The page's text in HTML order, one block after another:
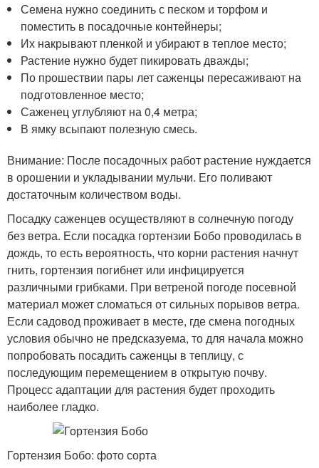
Семена нужно соединить с песком и торфом и
поместить в посадочные контейнеры;
Их накрывают пленкой и убирают в теплое место;
Растение нужно будет пикировать дважды;
По прошествии пары лет саженцы пересаживают на
подготовленное место;
Саженец углубляют на 0,4 метра;
В ямку всыпают полезную смесь.
Внимание: После посадочных работ растение нуждается
в орошении и укладывании мульчи. Его поливают
достаточным количеством воды.
Посадку саженцев осуществляют в солнечную погоду
без ветра. Если посадка гортензии Бобо проводилась в
дождь, то есть вероятность, что корни растения начнут
гнить, гортензия погибнет или инфицируется
различными грибками. При ветреной погоде посевной
материал может сломаться от сильных порывов ветра.
Если садовод проживает в месте, где смена погодных
условия обычно не предсказуема, то для начала можно
попробовать посадить саженцы в теплицу, с
последующим перемещением в открытую почву.
Процесс адаптации для растения будет проходить
наиболее гладко.
Гортензия Бобо: фото сорта